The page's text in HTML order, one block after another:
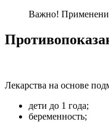
Важно! Применение
Лекарства на основе
дети до 1 года;
беременность;